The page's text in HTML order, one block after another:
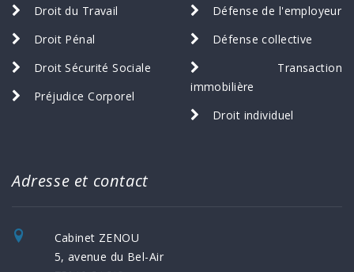
Droit du Travail
Droit Pénal
Droit Sécurité Sociale
Préjudice Corporel
Défense de l'employeur
Défense collective
Transaction
immobilière
Droit individuel
Adresse et contact
Cabinet ZENOU
5, avenue du Bel-Air